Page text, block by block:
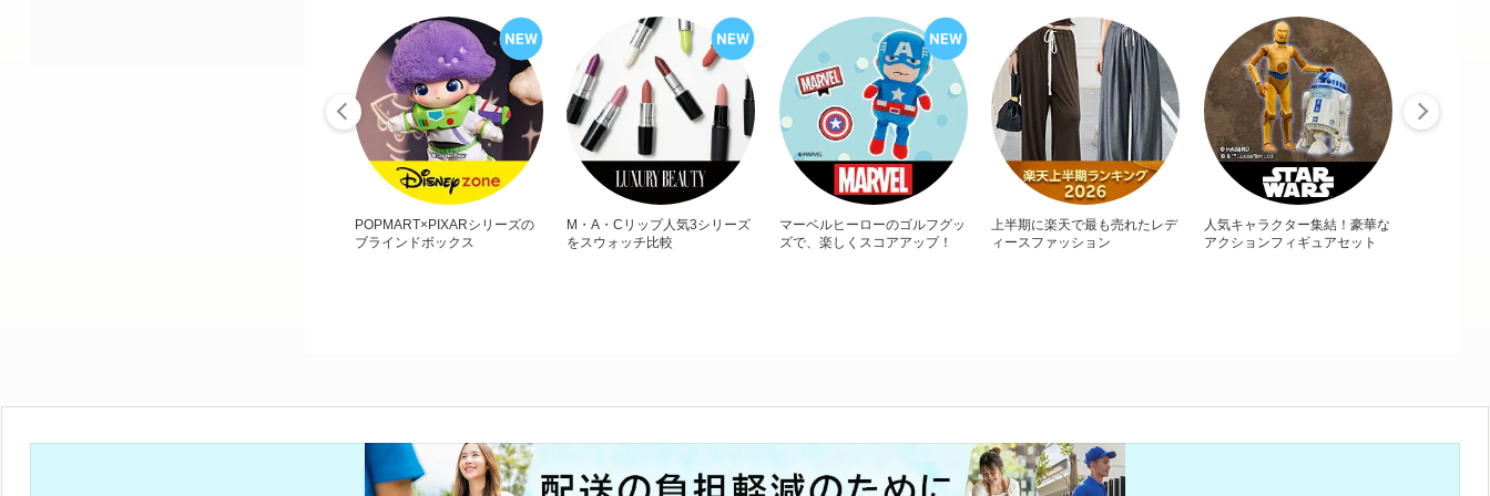
POPMART×PIXARシリーズの
ブラインドボックス
M・A・Cリップ人気3シリーズ
をスウォッチ比較
マーベルヒーローのゴルフグッ
ズで、楽しくスコアアップ！
上半期に楽天で最も売れたレデ
ィースファッション
人気キャラクター集結！豪華な
アクションフィギュアセット